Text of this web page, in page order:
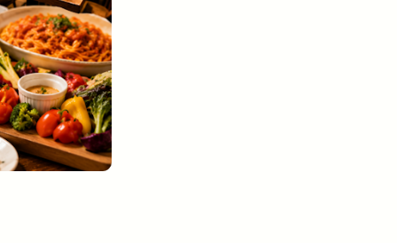
望日が押さえられない- 「貸切対応」と書いてあって